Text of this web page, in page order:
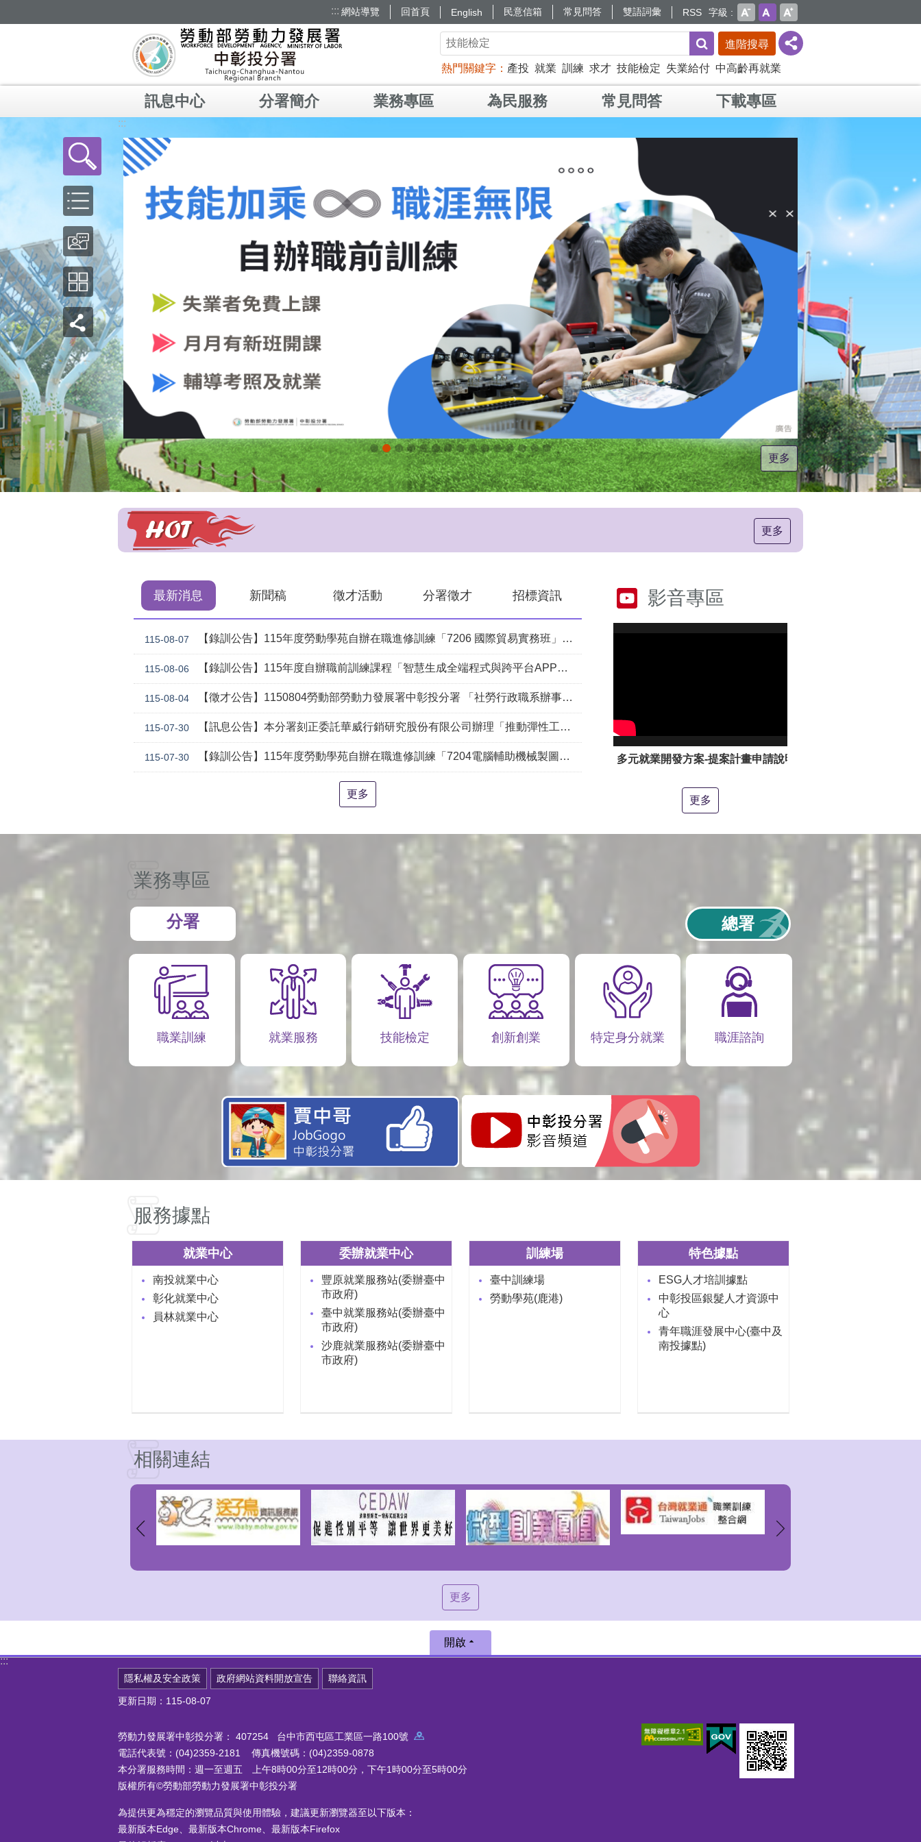
::: 網站導覽 回首頁 English 民意信箱 常見問答 雙語詞彙 RSS 字級
進階搜尋
熱門關鍵字 產投 就業 訓練 求才 技能檢定 失業給付 中高齡再就業
訊息中心 分署簡介 業務專區 為民服務 常見問答 下載專區
:::
更多
更多
最新消息 新聞稿 徵才活動 分署徵才 招標資訊
115-08-07 【錄訓公告】115年度勞動學苑自辦在職進修訓練「7206 國際貿易實務班」甄試錄取名單公告(詳如附件)
115-08-06 【錄訓公告】115年度自辦職前訓練課程「智慧生成全端程式與跨平台APP整合實務班第2期(臺中)」甄試錄取名單公告。
115-08-04 【徵才公告】1150804勞動部勞動力發展署中彰投分署 「社勞行政職系辦事員」職缺1名公開徵才
115-07-30 【訊息公告】本分署刻正委託華威行銷研究股份有限公司辦理「推動彈性工作對促進中高齡就業及職場適應之探討」問卷調查
115-07-30 【錄訓公告】115年度勞動學苑自辦在職進修訓練「7204電腦輔助機械製圖進階班(SolidWorks)」、「7205 手機拍片短影音行銷班」甄試錄取名單公告(詳如附件)
更多
影音專區
多元就業開發方案-提案計畫申請說明影片
更多
業務專區
分署 總署
職業訓練 就業服務 技能檢定 創新創業 特定身分就業 職涯諮詢
服務據點
就業中心
南投就業中心
彰化就業中心
員林就業中心
委辦就業中心
豐原就業服務站(委辦臺中
市政府)
臺中就業服務站(委辦臺中
市政府)
沙鹿就業服務站(委辦臺中
市政府)
訓練場
臺中訓練場
勞動學苑(鹿港)
特色據點
ESG人才培訓據點
中彰投區銀髮人才資源中
心
青年職涯發展中心(臺中及
南投據點)
相關連結
更多
:::
開啟
隱私權及安全政策 政府網站資料開放宣告 聯絡資訊
更新日期：115-08-07
勞動力發展署中彰投分署： 407254 台中市西屯區工業區一路100號
電話代表號：(04)2359-2181 傳真機號碼：(04)2359-0878
本分署服務時間：週一至週五 上午8時00分至12時00分，下午1時00分至5時00分
版權所有©勞動部勞動力發展署中彰投分署
為提供更為穩定的瀏覽品質與使用體驗，建議更新瀏覽器至以下版本：
最新版本Edge、最新版本Chrome、最新版本Firefox